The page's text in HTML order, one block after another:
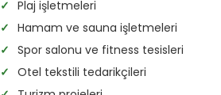
✓
Plaj işletmeleri
✓
Hamam ve sauna işletmeleri
✓
Spor salonu ve fitness tesisleri
✓
Otel tekstili tedarikçileri